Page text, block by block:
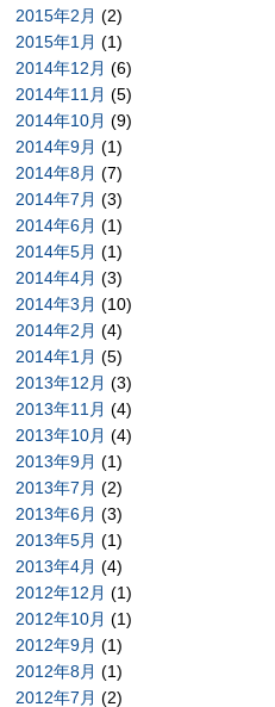
2015年2月 (2)
2015年1月 (1)
2014年12月 (6)
2014年11月 (5)
2014年10月 (9)
2014年9月 (1)
2014年8月 (7)
2014年7月 (3)
2014年6月 (1)
2014年5月 (1)
2014年4月 (3)
2014年3月 (10)
2014年2月 (4)
2014年1月 (5)
2013年12月 (3)
2013年11月 (4)
2013年10月 (4)
2013年9月 (1)
2013年7月 (2)
2013年6月 (3)
2013年5月 (1)
2013年4月 (4)
2012年12月 (1)
2012年10月 (1)
2012年9月 (1)
2012年8月 (1)
2012年7月 (2)